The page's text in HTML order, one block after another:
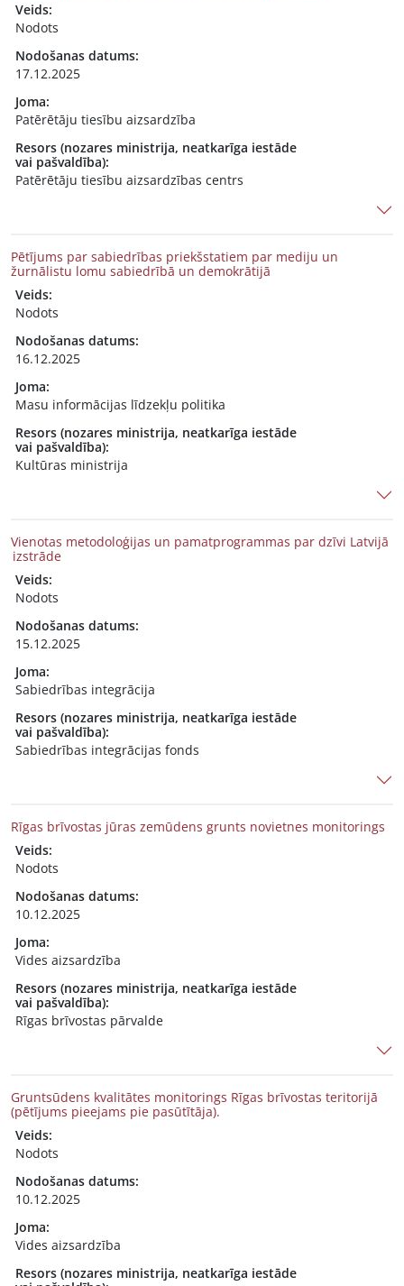
Veids:
Nodots
Nodošanas datums:
17.12.2025
Joma:
Patērētāju tiesību aizsardzība
Resors (nozares ministrija, neatkarīga iestāde
vai pašvaldība):
Patērētāju tiesību aizsardzības centrs
Pētījums par sabiedrības priekšstatiem par mediju un
žurnālistu lomu sabiedrībā un demokrātijā
Veids:
Nodots
Nodošanas datums:
16.12.2025
Joma:
Masu informācijas līdzekļu politika
Resors (nozares ministrija, neatkarīga iestāde
vai pašvaldība):
Kultūras ministrija
Vienotas metodoloģijas un pamatprogrammas par dzīvi Latvijā
izstrāde
Veids:
Nodots
Nodošanas datums:
15.12.2025
Joma:
Sabiedrības integrācija
Resors (nozares ministrija, neatkarīga iestāde
vai pašvaldība):
Sabiedrības integrācijas fonds
Rīgas brīvostas jūras zemūdens grunts novietnes monitorings
Veids:
Nodots
Nodošanas datums:
10.12.2025
Joma:
Vides aizsardzība
Resors (nozares ministrija, neatkarīga iestāde
vai pašvaldība):
Rīgas brīvostas pārvalde
Gruntsūdens kvalitātes monitorings Rīgas brīvostas teritorijā
(pētījums pieejams pie pasūtītāja).
Veids:
Nodots
Nodošanas datums:
10.12.2025
Joma:
Vides aizsardzība
Resors (nozares ministrija, neatkarīga iestāde